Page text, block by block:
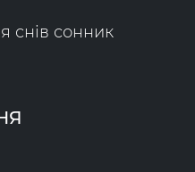
снів сонник